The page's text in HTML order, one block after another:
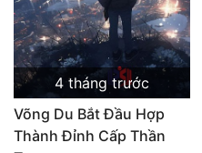
4 tháng trước
Võng Du Bắt Đầu Hợp
Thành Đỉnh Cấp Thần